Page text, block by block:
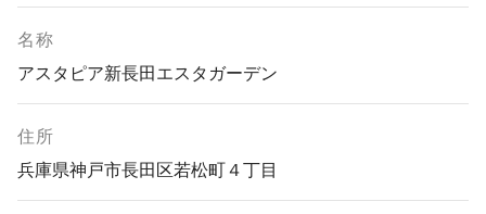
名称
アスタピア新長田エスタガーデン
住所
兵庫県神戸市長田区若松町４丁目